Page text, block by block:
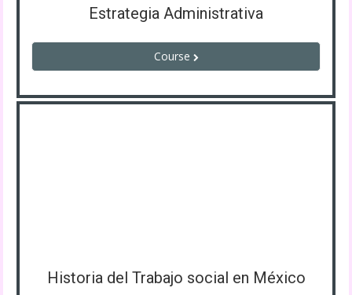
Estrategia Administrativa
Course
Historia del Trabajo social en México